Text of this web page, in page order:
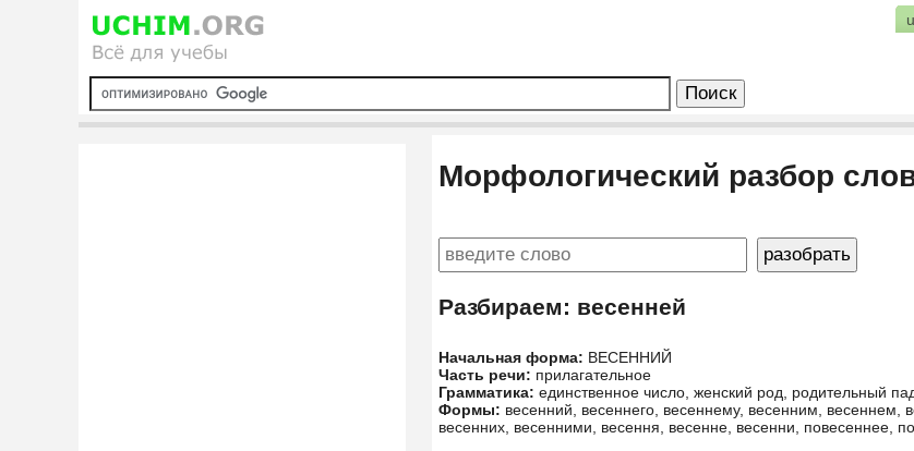
Морфологический разбор
Разбираем: весенней
Начальная форма: ВЕСЕННИЙ
Часть речи: прилагательное
Грамматика: единственное число, женский род, родительный
Формы: весенний, весеннего, весеннему, весенним,
весенних, весенними, весення, весенне, весенни, повесеннее,